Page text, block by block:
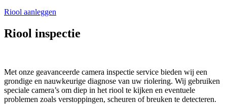
Riool aanleggen
Riool inspectie
Met onze geavanceerde camera inspectie service bieden wij een
grondige en nauwkeurige diagnose van uw riolering. Wij gebruiken
speciale camera’s om diep in het riool te kijken en eventuele
problemen zoals verstoppingen, scheuren of breuken te detecteren.